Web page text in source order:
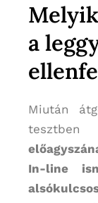
a
Miután
In-line